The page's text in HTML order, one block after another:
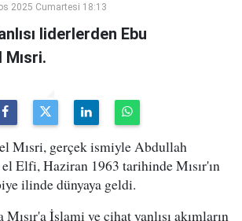
2025 Cumartesi 18:13
liderlerden Ebu
Mısri, gerçek ismiyle Abdullah
Elfi, Haziran 1963 tarihinde Mısır'ın
ilinde dünyaya geldi.
İslami ve cihat yanlısı akımların